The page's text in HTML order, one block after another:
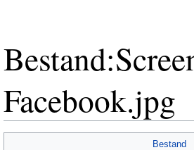
Facebook.jpg
Bestand